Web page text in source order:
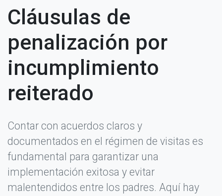
Cláusulas de
penalización por
incumplimiento
reiterado
Contar con acuerdos claros y
documentados en el régimen de visitas es
fundamental para garantizar una
implementación exitosa y evitar
malentendidos entre los padres. Aquí hay